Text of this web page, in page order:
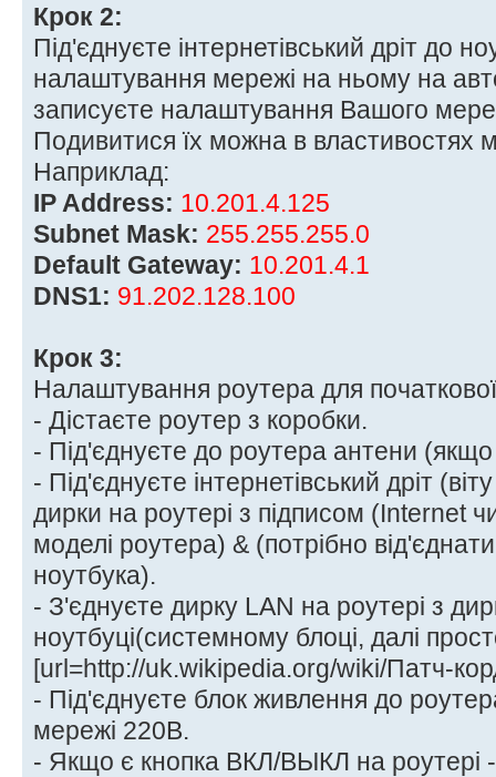
Крок 2:
Під'єднуєте інтернетівський дріт до
налаштування мережі на ньому на
записуєте налаштування Вашого
Подивитися їх можна в властивостях
Наприклад:
IP Address: 10.201.4.125
Subnet Mask: 255.255.255.0
Default Gateway: 10.201.4.1
DNS1: 91.202.128.100
Крок 3:
Налаштування роутера для
- Дістаєте роутер з коробки.
- Під'єднуєте до роутера антени
- Під'єднуєте інтернетівський дріт
дирки на роутері з підписом (Internet
моделі роутера) & (потрібно від'єднати
ноутбука).
- З'єднуєте дирку LAN на роутері з
ноутбуці(системному блоці, далі
[url=http://uk.wikipedia.org/wiki/Патч-
- Під'єднуєте блок живлення до
мережі 220В.
- Якщо є кнопка ВКЛ/ВЫКЛ на роутері